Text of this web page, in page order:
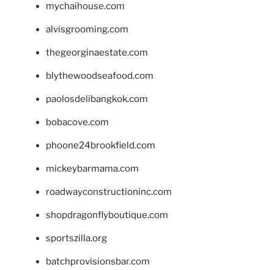
mychaihouse.com
alvisgrooming.com
thegeorginaestate.com
blythewoodseafood.com
paolosdelibangkok.com
bobacove.com
phoone24brookfield.com
mickeybarmama.com
roadwayconstructioninc.com
shopdragonflyboutique.com
sportszilla.org
batchprovisionsbar.com